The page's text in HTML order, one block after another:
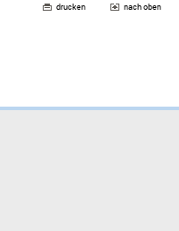
drucken nach oben